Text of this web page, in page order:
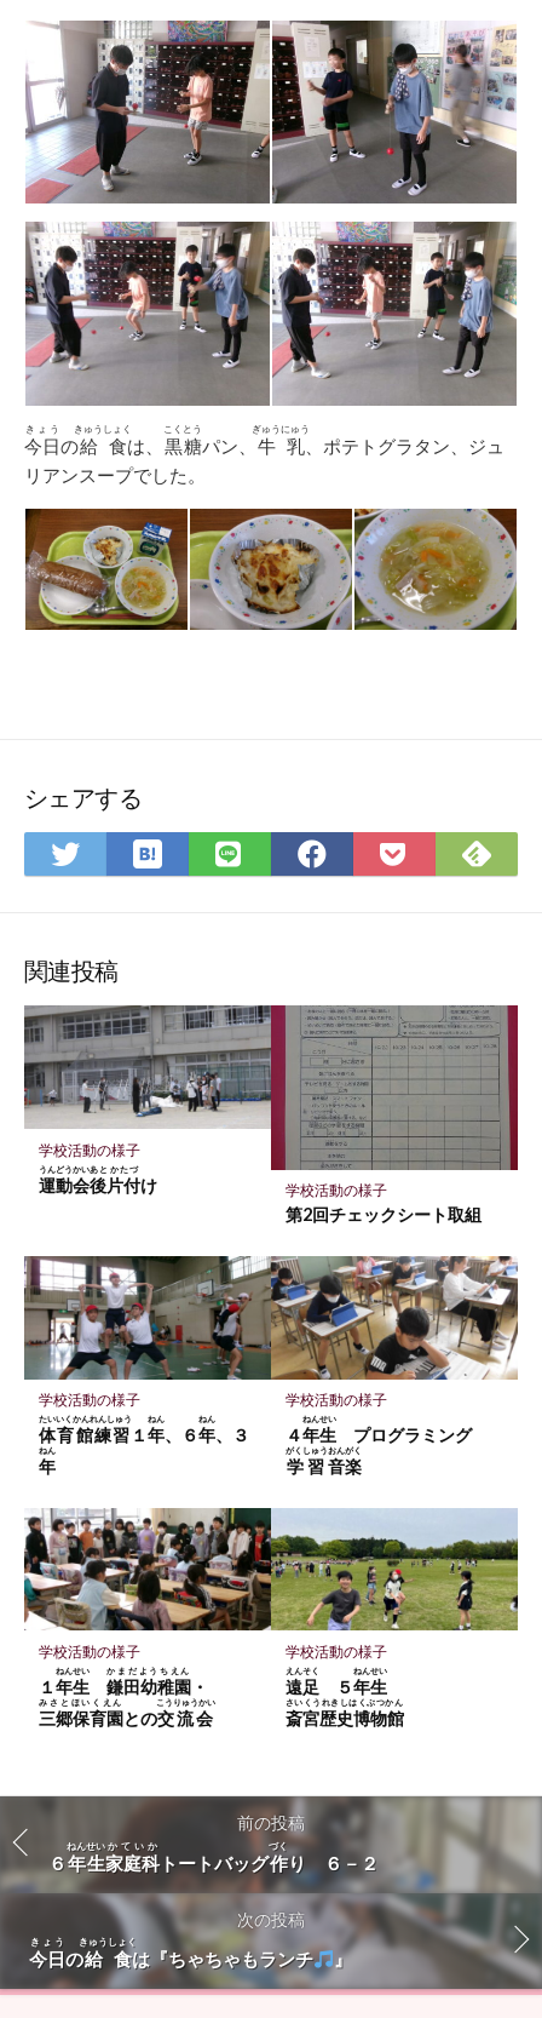
今日
きょう
の給食
きゅうしょく
は、 黒糖
こくとう
パン、 牛乳
ぎゅうにゅう
、ポテトグラタン、ジュ
リアンスープでした。
シェアする
Twitter
ェ
ア
は
ッ
ク
マ
ー
ク
に
保
存
LINE
ア
Facebook
ア
Pocket
Feedly
関連投稿
学校活動の様子
運動会
うんどうかい
後片付
あとかたづ
け 学校活動の様子
第2回チェックシート取組
学校活動の様子
体育館練習
たいいくかんれんしゅう
１年
ねん
、６年
ねん
、３
年
ねん
学校活動の様子
４年生
ねんせい
プログラミング
学習
がくしゅう
音楽
おんがく
学校活動の様子
１年生
ねんせい
鎌田幼稚園
かまだようちえん
・
三郷保育園
みさとほいくえん
との交流会
こうりゅうかい
学校活動の様子
遠足
えんそく
５年生
ねんせい
斎宮歴史博物館
さいくうれきしはくぶつかん
前の投稿
６年生
ねんせい
家庭科
かていか
トートバッグ作
づく
り ６－２
次の投稿
今日
きょう
の給食
きゅうしょく
は『ちゃちゃもランチ 』